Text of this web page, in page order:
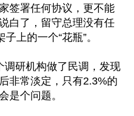
签署任何协议，更不能
白了，留守总理没有任
上的一个“花瓶”。
调研机构做了民调，发现
非常淡定，只有2.3%的
是个问题。